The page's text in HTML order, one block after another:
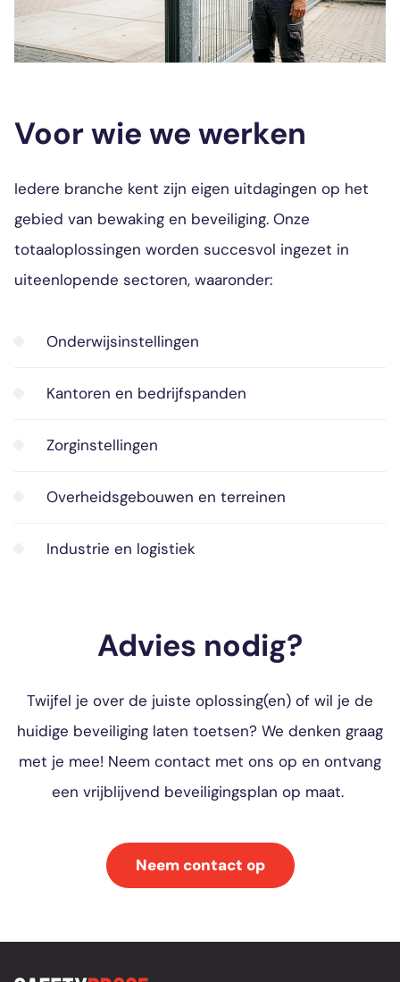
Voor wie we werken
Iedere branche kent zijn eigen uitdagingen op het
gebied van bewaking en beveiliging. Onze
totaaloplossingen worden succesvol ingezet in
uiteenlopende sectoren, waaronder:
Onderwijsinstellingen
Kantoren en bedrijfspanden
Zorginstellingen
Overheidsgebouwen en terreinen
Industrie en logistiek
Advies nodig?
Twijfel je over de juiste oplossing(en) of wil je de
huidige beveiliging laten toetsen? We denken graag
met je mee! Neem contact met ons op en ontvang
een vrijblijvend beveiligingsplan op maat.
Neem contact op